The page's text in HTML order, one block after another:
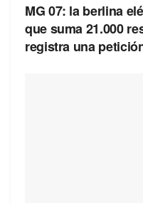
MG 07: la berlina
que suma 21.000
registra una